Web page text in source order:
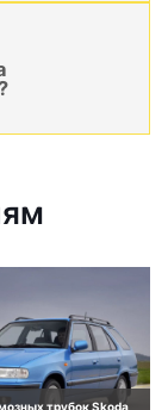
трубок Skoda